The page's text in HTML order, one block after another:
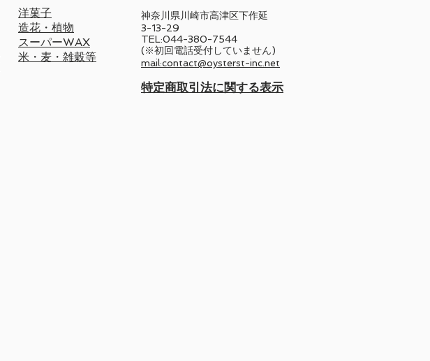
洋菓子
造花・植物
スーパーWAX
米・麦・雑穀等
神奈川県川崎市高津区下作延
3-13-29
TEL:044-380-7544
(※初回電話受付していません)
mail:contact@oysterst-inc.net
​特定商取引法に関する表示